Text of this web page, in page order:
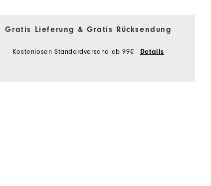
Gratis Lieferung & Gratis Rücksendung
Kostenlosen Standardversand ab 99€ Details